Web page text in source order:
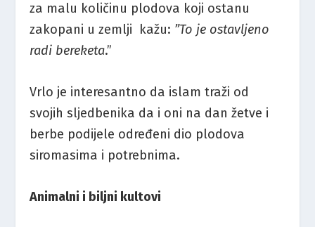
za malu količinu plodova koji ostanu
zakopani u zemlji kažu: ”To je ostavljeno
radi bereketa.”
Vrlo je interesantno da islam traži od
svojih sljedbenika da i oni na dan žetve i
berbe podijele određeni dio plodova
siromasima i potrebnima.
Animalni i biljni kultovi